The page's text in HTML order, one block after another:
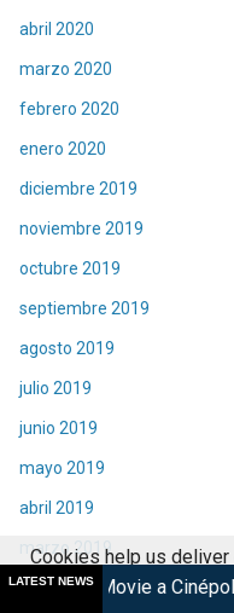
abril 2020
marzo 2020
febrero 2020
enero 2020
diciembre 2019
noviembre 2019
octubre 2019
septiembre 2019
agosto 2019
julio 2019
junio 2019
mayo 2019
abril 2019
marzo 2019
febrero 2019
LATEST NEWS
a Cinépolis E-X Con
Cookies help us
services, you agree to